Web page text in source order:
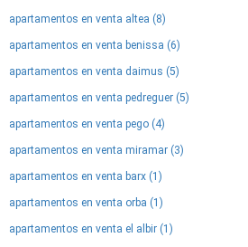
apartamentos en venta altea (8)
apartamentos en venta benissa (6)
apartamentos en venta daimus (5)
apartamentos en venta pedreguer (5)
apartamentos en venta pego (4)
apartamentos en venta miramar (3)
apartamentos en venta barx (1)
apartamentos en venta orba (1)
apartamentos en venta el albir (1)